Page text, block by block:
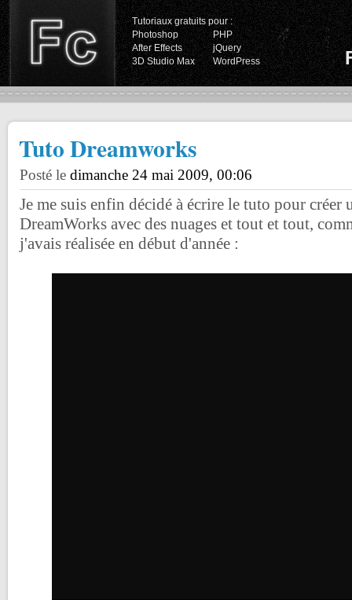
Tutoriaux gratuits pour :
Photoshop
PHP
After Effects
jQuery
3D Studio Max
WordPress
Tuto Dreamworks
Posté le dimanche 24 mai 2009, 00:06
Je me suis enfin décidé à écrire le tuto pour
DreamWorks avec des nuages et tout et tout,
j'avais réalisée en début d'année :